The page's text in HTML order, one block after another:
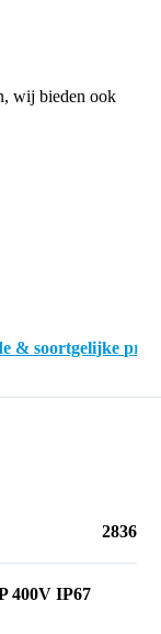
wij bieden ook
& soortgelijke
2836
400V IP67